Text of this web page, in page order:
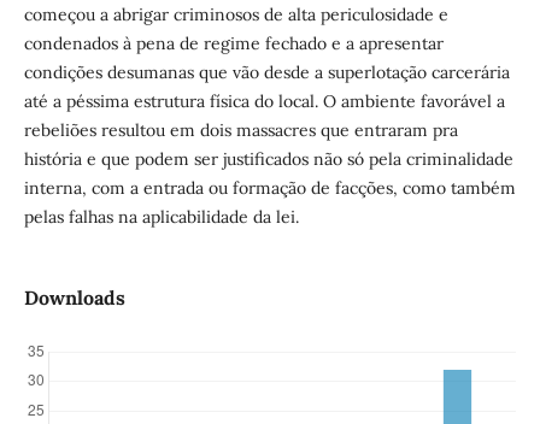
começou a abrigar criminosos de alta periculosidade e
condenados à pena de regime fechado e a apresentar
condições desumanas que vão desde a superlotação carcerária
até a péssima estrutura física do local. O ambiente favorável a
rebeliões resultou em dois massacres que entraram pra
história e que podem ser justificados não só pela criminalidade
interna, com a entrada ou formação de facções, como também
pelas falhas na aplicabilidade da lei.
Downloads